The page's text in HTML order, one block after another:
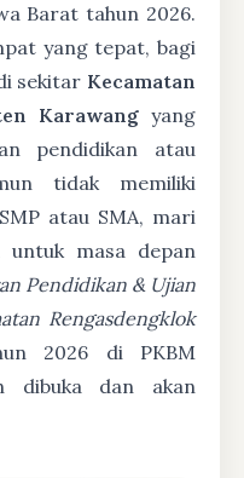
Barat tahun 2026.
yang tepat, bagi
sekitar Kecamatan
Karawang yang
pendidikan atau
tidak memiliki
atau SMA, mari
untuk masa depan
Pendidikan & Ujian
Rengasdengklok
2026 di PKBM
dibuka dan akan